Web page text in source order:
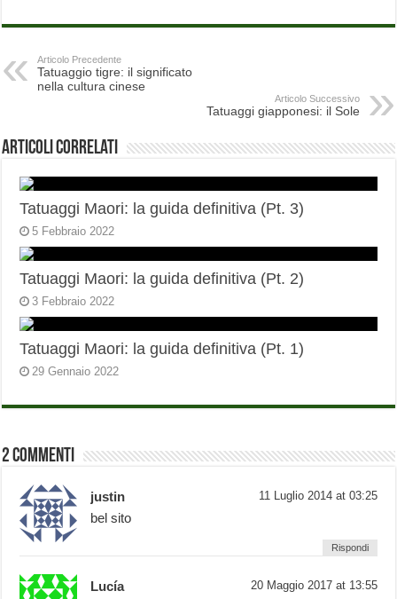
Articolo Precedente
Tatuaggio tigre: il significato
nella cultura cinese
Articolo Successivo
Tatuaggi giapponesi: il Sole
Articoli correlati
Tatuaggi Maori: la guida definitiva (Pt. 3)
5 Febbraio 2022
Tatuaggi Maori: la guida definitiva (Pt. 2)
3 Febbraio 2022
Tatuaggi Maori: la guida definitiva (Pt. 1)
29 Gennaio 2022
2 commenti
justin 11 Luglio 2014 at 03:25
bel sito
Rispondi
Lucía 20 Maggio 2017 at 13:55